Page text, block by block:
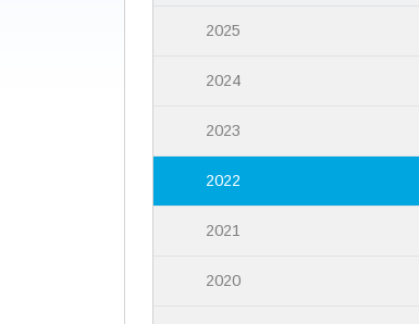
2025
2024
2023
2022
2021
2020